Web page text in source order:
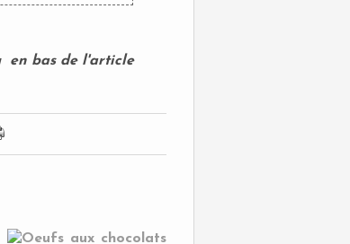
en bas de l'article